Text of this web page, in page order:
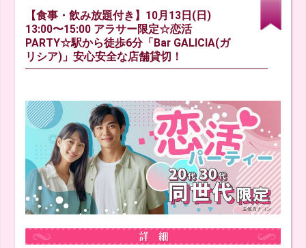
【食事・飲み放題付き】10月13日(日)
13:00〜15:00 アラサー限定☆恋活
PARTY☆駅から徒歩6分「Bar GALICIA(ガ
リシア)」安心安全な店舗貸切！